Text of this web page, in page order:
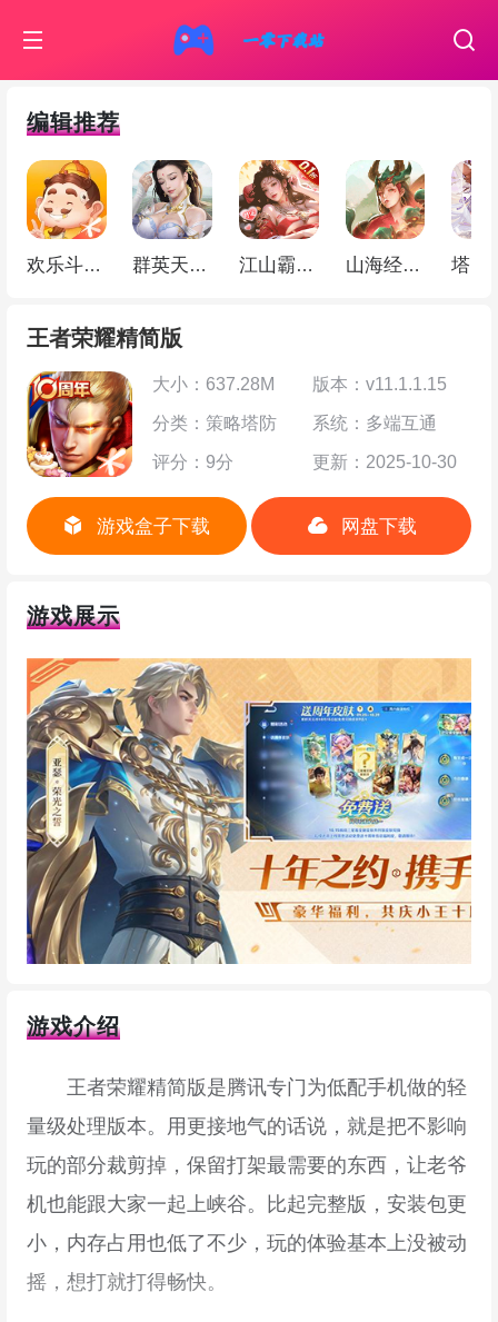
编辑推荐
欢乐斗地主 群英天下（0.05折千元代金） 江山霸主（天天送648） 山海经幻想录（ 1折免费版）
王者荣耀精简版
大小：637.28M 版本：v11.1.1.15
分类：策略塔防 系统：多端互通
评分：9分 更新：2025-10-30
游戏盒子下载 网盘下载
游戏展示
游戏介绍
王者荣耀精简版是腾讯专门为低配手机做的轻
量级处理版本。用更接地气的话说，就是把不影响
玩的部分裁剪掉，保留打架最需要的东西，让老爷
机也能跟大家一起上峡谷。比起完整版，安装包更
小，内存占用也低了不少，玩的体验基本上没被动
摇，想打就打得畅快。